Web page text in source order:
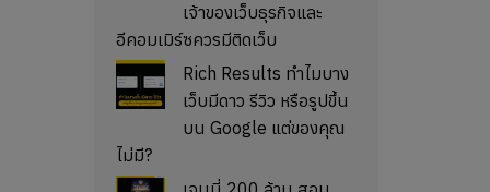
เจ้าของเว็บธุรกิจและ
อีคอมเมิร์ซควรมีติดเว็บ
Rich Results ทำไมบาง
เว็บมีดาว รีวิว หรือรูปขึ้น
บน Google แต่ของคุณ
ไม่มี?